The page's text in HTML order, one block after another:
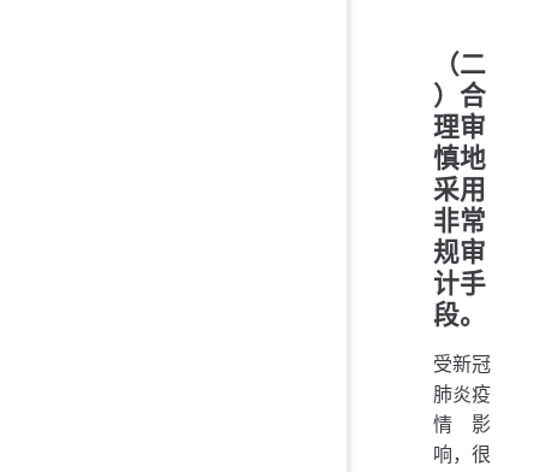
（二
）合
理审
慎地
采用
非常
规审
计手
段。
受新冠
肺炎疫
情影
响，很